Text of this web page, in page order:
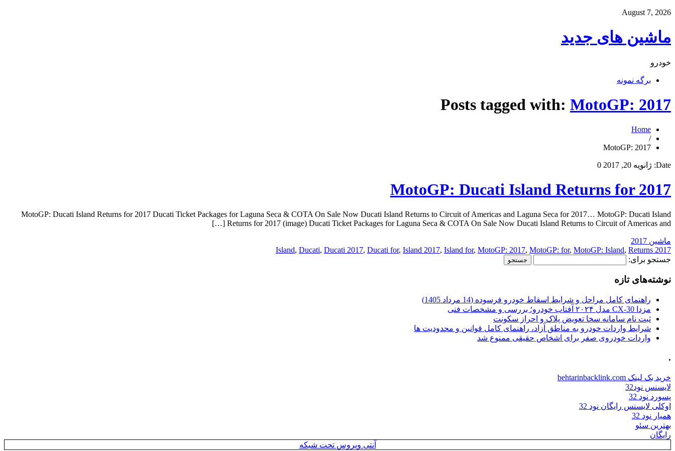
August 7, 2026
ماشین های جدید
خودرو
برگه نمونه
Posts tagged with: MotoGP: 2017
Home
/
MotoGP: 2017
Date: ژانویه 20, 2017 0
MotoGP: Ducati Island Returns for 2017
MotoGP: Ducati Island Returns for 2017 Ducati Ticket Packages for Laguna Seca & COTA On Sale Now Ducati Island Returns to Circuit of Americas and Laguna Seca for 2017… MotoGP: Ducati Island
Returns for 2017 (image) Ducati Ticket Packages for Laguna Seca & COTA On Sale Now Ducati Island Returns to Circuit of Americas and […]
ماشین 2017
2017 Island
, Ducati, Ducati 2017, Ducati for, Island 2017, Island for, MotoGP: 2017, MotoGP: for, MotoGP: Island, Returns
جستجو برای:
نوشته‌های تازه
راهنمای کامل مراحل و شرایط اسقاط خودرو فرسوده (14 مرداد 1405)
مزدا CX-30 مدل ۲۰۲۴ آفتاب خودرو؛ بررسی و مشخصات فنی
ثبت نام سامانه سخا تعویض پلاک و احراز سکونت
شرایط واردات خودرو به مناطق آزاد، راهنمای کامل قوانین و محدودیت ها
واردات خودروی صفر برای اشخاص حقیقی ممنوع شد
.
خرید بک لینک behtarinbacklink.com
لایسنس نود32
پسورد نود 32
اوکلی لایسنس رایگان نود 32
همیار نود 32
بهترین سئو
رایگان
آنتی ویروس تحت شبکه